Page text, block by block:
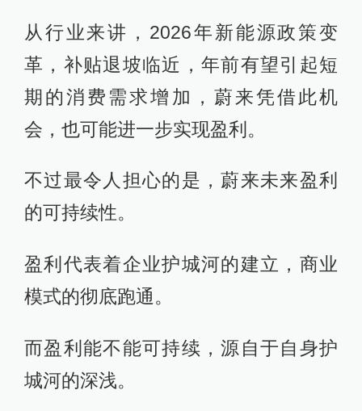
从行业来讲，2026年新能源政策变
革，补贴退坡临近，年前有望引起短
期的消费需求增加，蔚来凭借此机
会，也可能进一步实现盈利。
不过最令人担心的是，蔚来未来盈利
的可持续性。
盈利代表着企业护城河的建立，商业
模式的彻底跑通。
而盈利能不能可持续，源自于自身护
城河的深浅。